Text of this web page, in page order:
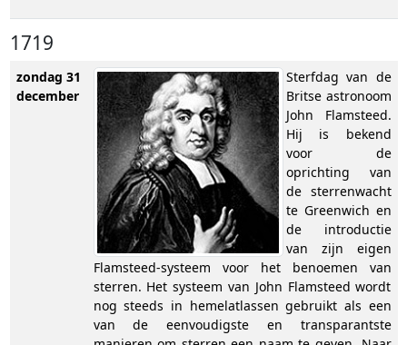
1719
zondag 31
december
Sterfdag van de
Britse astronoom
John Flamsteed.
Hij is bekend
voor de
oprichting van
de sterrenwacht
te Greenwich en
de introductie
van zijn eigen
Flamsteed-systeem voor het benoemen van
sterren. Het systeem van John Flamsteed wordt
nog steeds in hemelatlassen gebruikt als een
van de eenvoudigste en transparantste